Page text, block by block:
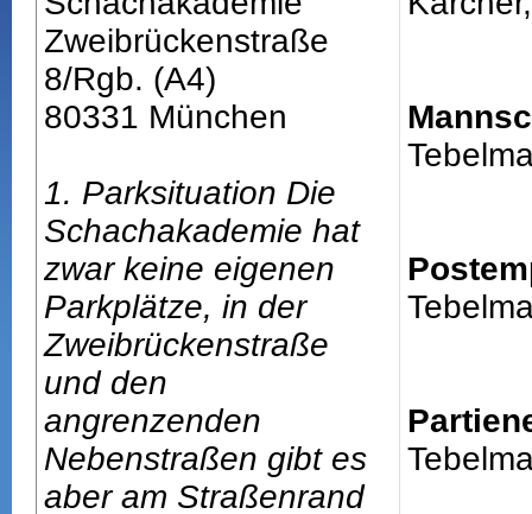
Zweibrückenstraße
8/Rgb. (A4)
80331 München
1. Parksituation Die
Schachakademie hat
zwar keine eigenen
Parkplätze, in der
Zweibrückenstraße
und den
angrenzenden
Nebenstraßen gibt es
aber am Straßenrand